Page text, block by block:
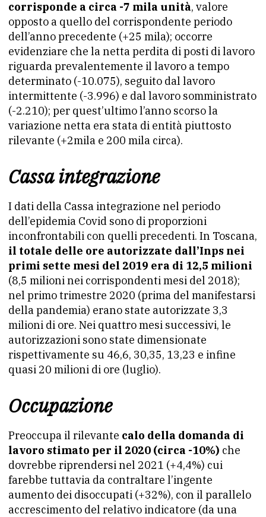
corrisponde a circa -7 mila unità, valore
opposto a quello del corrispondente periodo
dell’anno precedente (+25 mila); occorre
evidenziare che la netta perdita di posti di lavoro
riguarda prevalentemente il lavoro a tempo
determinato (-10.075), seguito dal lavoro
intermittente (-3.996) e dal lavoro somministrato
(-2.210); per quest’ultimo l’anno scorso la
variazione netta era stata di entità piuttosto
rilevante (+2mila e 200 mila circa).
Cassa integrazione
I dati della Cassa integrazione nel periodo
dell’epidemia Covid sono di proporzioni
inconfrontabili con quelli precedenti. In Toscana,
il totale delle ore autorizzate dall’Inps nei
primi sette mesi del 2019 era di 12,5 milioni
(8,5 milioni nei corrispondenti mesi del 2018);
nel primo trimestre 2020 (prima del manifestarsi
della pandemia) erano state autorizzate 3,3
milioni di ore. Nei quattro mesi successivi, le
autorizzazioni sono state dimensionate
rispettivamente su 46,6, 30,35, 13,23 e infine
quasi 20 milioni di ore (luglio).
Occupazione
Preoccupa il rilevante calo della domanda di
lavoro stimato per il 2020 (circa -10%) che
dovrebbe riprendersi nel 2021 (+4,4%) cui
farebbe tuttavia da contraltare l’ingente
aumento dei disoccupati (+32%), con il parallelo
accrescimento del relativo indicatore (da una